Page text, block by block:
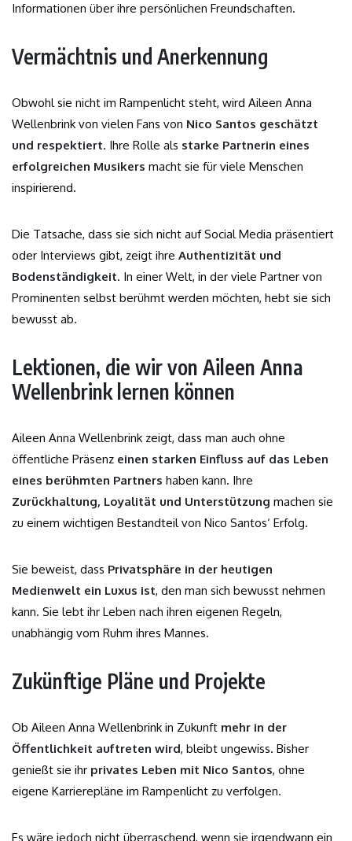
Informationen über ihre persönlichen Freundschaften.
Vermächtnis und Anerkennung
Obwohl sie nicht im Rampenlicht steht, wird Aileen Anna
Wellenbrink von vielen Fans von Nico Santos geschätzt
und respektiert. Ihre Rolle als starke Partnerin eines
erfolgreichen Musikers macht sie für viele Menschen
inspirierend.
Die Tatsache, dass sie sich nicht auf Social Media präsentiert
oder Interviews gibt, zeigt ihre Authentizität und
Bodenständigkeit. In einer Welt, in der viele Partner von
Prominenten selbst berühmt werden möchten, hebt sie sich
bewusst ab.
Lektionen, die wir von Aileen Anna
Wellenbrink lernen können
Aileen Anna Wellenbrink zeigt, dass man auch ohne
öffentliche Präsenz einen starken Einfluss auf das Leben
eines berühmten Partners haben kann. Ihre
Zurückhaltung, Loyalität und Unterstützung machen sie
zu einem wichtigen Bestandteil von Nico Santos‘ Erfolg.
Sie beweist, dass Privatsphäre in der heutigen
Medienwelt ein Luxus ist, den man sich bewusst nehmen
kann. Sie lebt ihr Leben nach ihren eigenen Regeln,
unabhängig vom Ruhm ihres Mannes.
Zukünftige Pläne und Projekte
Ob Aileen Anna Wellenbrink in Zukunft mehr in der
Öffentlichkeit auftreten wird, bleibt ungewiss. Bisher
genießt sie ihr privates Leben mit Nico Santos, ohne
eigene Karrierepläne im Rampenlicht zu verfolgen.
Es wäre jedoch nicht überraschend, wenn sie irgendwann ein